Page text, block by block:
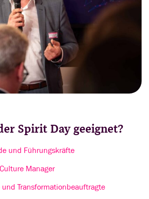
Spirit Day geeignet?
und Führungskräfte
Manager
und Transformationbeauftragte